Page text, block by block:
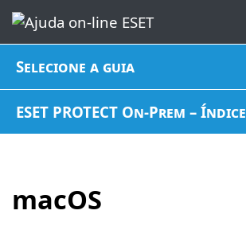
Selecione a guia
ESET PROTECT On-Prem – Índice
macOS